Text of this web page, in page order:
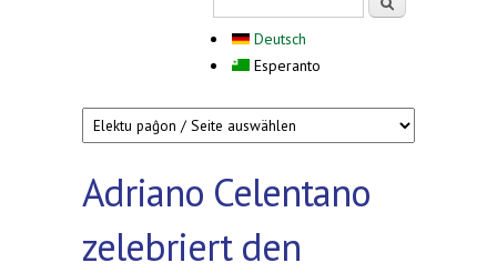
Deutsch
Esperanto
Adriano Celentano
zelebriert den